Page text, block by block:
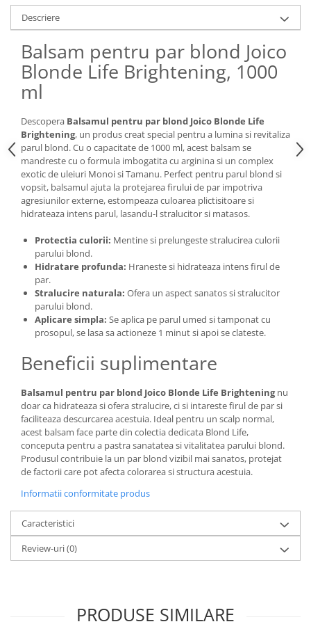
Descriere
Balsam pentru par blond Joico
Blonde Life Brightening, 1000
ml
Descopera Balsamul pentru par blond Joico Blonde Life
Brightening, un produs creat special pentru a lumina si revitaliza
parul blond. Cu o capacitate de 1000 ml, acest balsam se
mandreste cu o formula imbogatita cu arginina si un complex
exotic de uleiuri Monoi si Tamanu. Perfect pentru parul blond si
vopsit, balsamul ajuta la protejarea firului de par impotriva
agresiunilor externe, estompeaza culoarea plictisitoare si
hidrateaza intens parul, lasandu-l stralucitor si matasos.
Protectia culorii: Mentine si prelungeste stralucirea culorii
parului blond.
Hidratare profunda: Hraneste si hidrateaza intens firul de
par.
Stralucire naturala: Ofera un aspect sanatos si stralucitor
parului blond.
Aplicare simpla: Se aplica pe parul umed si tamponat cu
prosopul, se lasa sa actioneze 1 minut si apoi se clateste.
Beneficii suplimentare
Balsamul pentru par blond Joico Blonde Life Brighteningnu
doar ca hidrateaza si ofera stralucire, ci si intareste firul de par si
faciliteaza descurcarea acestuia. Ideal pentru un scalp normal,
acest balsam face parte din colectia dedicata Blond Life,
conceputa pentru a pastra sanatatea si vitalitatea parului blond.
Produsul contribuie la un par blond vizibil mai sanatos, protejat
de factorii care pot afecta colorarea si structura acestuia.
Informatii conformitate produs
Caracteristici
Review-uri(0)
PRODUSE SIMILARE